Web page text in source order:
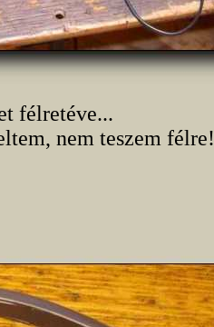
félretéve...
nem teszem félre!